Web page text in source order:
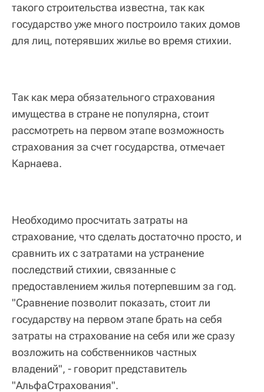
такого строительства известна, так как
государство уже много построило таких домов
для лиц, потерявших жилье во время стихии.
Так как мера обязательного страхования
имущества в стране не популярна, стоит
рассмотреть на первом этапе возможность
страхования за счет государства, отмечает
Карнаева.
Необходимо просчитать затраты на
страхование, что сделать достаточно просто, и
сравнить их с затратами на устранение
последствий стихии, связанные с
предоставлением жилья потерпевшим за год.
"Сравнение позволит показать, стоит ли
государству на первом этапе брать на себя
затраты на страхование на себя или же сразу
возложить на собственников частных
владений", - говорит представитель
"АльфаСтрахования".